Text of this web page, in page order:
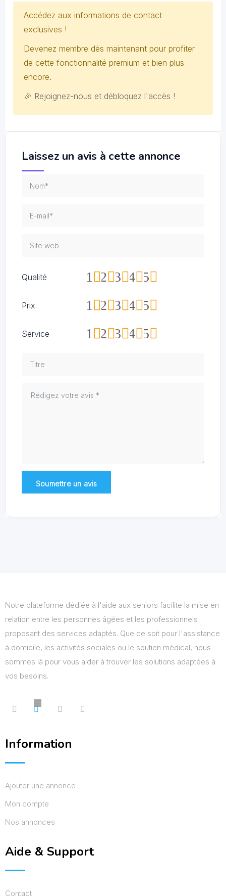
Accédez aux informations de contact
exclusives !
Devenez membre dès maintenant pour profiter
de cette fonctionnalité premium et bien plus
encore.
🎉 Rejoignez-nous et débloquez l'accès !
Laissez un avis à cette annonce
Qualité 5
4
3
2
1
Prix 5
4
3
2
1
Service 5
4
3
2
1
Notre plateforme dédiée à l'aide aux seniors facilite la mise en
relation entre les personnes âgées et les professionnels
proposant des services adaptés. Que ce soit pour l'assistance
à domicile, les activités sociales ou le soutien médical, nous
sommes là pour vous aider à trouver les solutions adaptées à
vos besoins.
Information
Ajouter une annonce
Mon compte
Nos annonces
Aide & Support
Contact